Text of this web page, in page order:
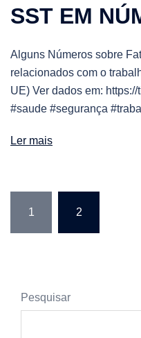
SST EM
Alguns Números sobre
relacionados com o
UE) Ver dados em:
#saude #segurança
Ler mais
Paginação
1 2
Pesquisar